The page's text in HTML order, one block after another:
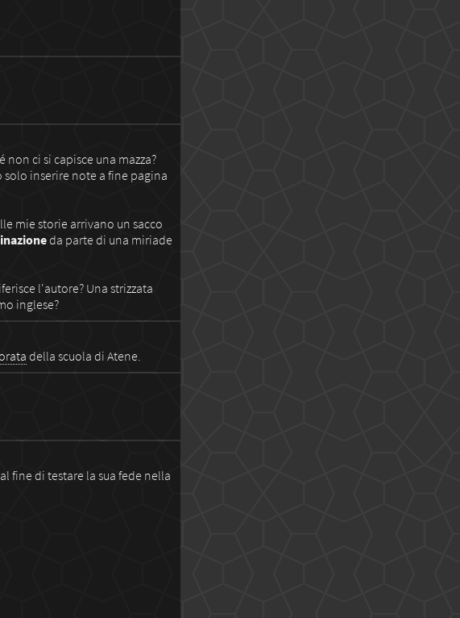
ci si capisce una mazza?
solo inserire note a fine pagina
mie storie arrivano un sacco
da parte di una miriade
l'autore? Una strizzata
inglese?
della scuola di Atene.
fine di testare la sua fede nella